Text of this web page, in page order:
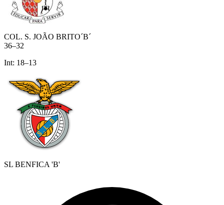
COL. S. JOÃO BRITO´B´
36–32
Int: 18–13
SL BENFICA 'B'